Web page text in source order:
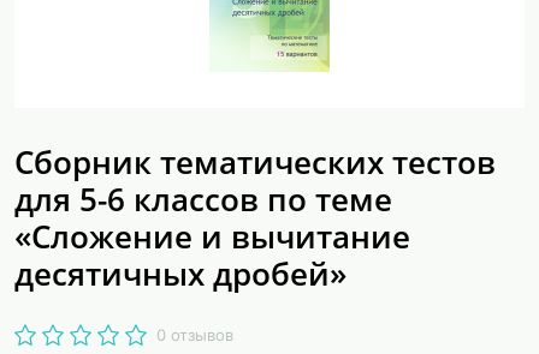
Сборник тематических тестов
для 5-6 классов по теме
«Сложение и вычитание
десятичных дробей»
0 отзывов